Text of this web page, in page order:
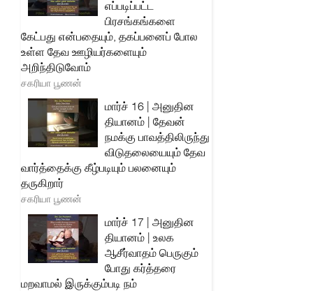
எப்படிப்பட்ட
பிரசங்கங்களை
கேட்பது என்பதையும், தகப்பனைப் போல
உள்ள தேவ ஊழியர்களையும்
அறிந்திடுவோம்
சகரியா பூணன்
மார்ச் 16 | அனுதின
தியானம் | தேவன்
நமக்கு பாவத்திலிருந்து
விடுதலையையும் தேவ
வார்த்தைக்கு கீழ்படியும் பலனையும்
தருகிறார்
சகரியா பூணன்
மார்ச் 17 | அனுதின
தியானம் | உலக
ஆசீர்வாதம் பெருகும்
போது கர்த்தரை
மறவாமல் இருக்கும்படி நம்